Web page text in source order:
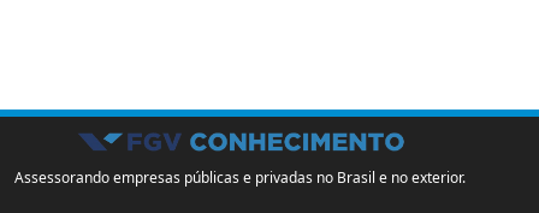
Assessorando empresas públicas e privadas no Brasil e no exterior.